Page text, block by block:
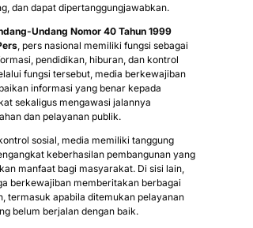
dan dapat dipertanggungjawabkan.
Undang Nomor 40 Tahun 1999
, pers nasional memiliki fungsi sebagai
pendidikan, hiburan, dan kontrol
fungsi tersebut, media berkewajiban
informasi yang benar kepada
sekaligus mengawasi jalannya
dan pelayanan publik.
sosial, media memiliki tanggung
keberhasilan pembangunan yang
manfaat bagi masyarakat. Di sisi lain,
berkewajiban memberitakan berbagai
termasuk apabila ditemukan pelayanan
belum berjalan dengan baik.